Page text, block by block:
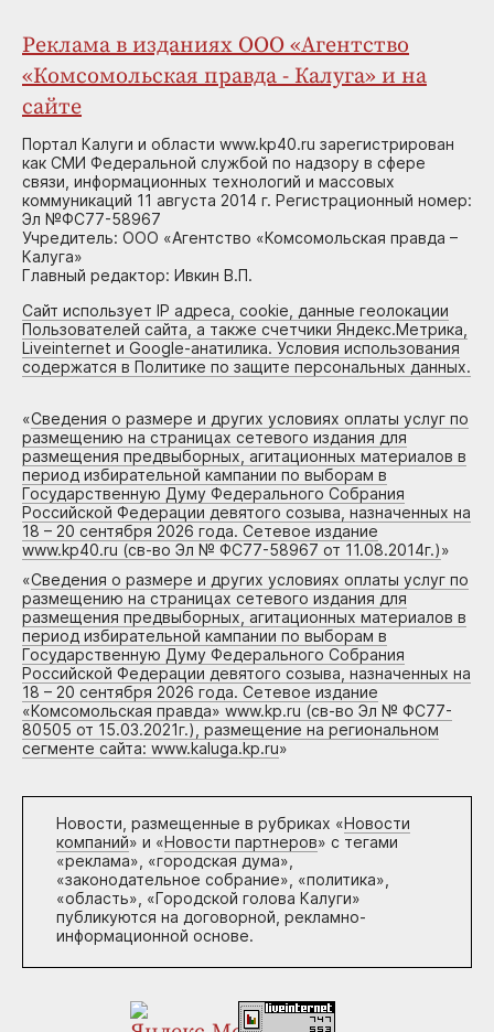
Реклама в изданиях ООО «Агентство
«Комсомольская правда - Калуга» и на
сайте
Портал Калуги и области www.kp40.ru зарегистрирован
как СМИ Федеральной службой по надзору в сфере
связи, информационных технологий и массовых
коммуникаций 11 августа 2014 г. Регистрационный номер:
Эл №ФС77-58967
Учредитель: ООО «Агентство «Комсомольская правда –
Калуга»
Главный редактор: Ивкин В.П.
Сайт использует IP адреса, cookie, данные геолокации
Пользователей сайта, а также счетчики Яндекс.Метрика,
Liveinternet и Google-анатилика. Условия использования
содержатся в Политике по защите персональных данных.
«Сведения о размере и других условиях оплаты услуг по
размещению на страницах сетевого издания для
размещения предвыборных, агитационных материалов в
период избирательной кампании по выборам в
Государственную Думу Федерального Собрания
Российской Федерации девятого созыва, назначенных на
18 – 20 сентября 2026 года. Сетевое издание
www.kp40.ru (св-во Эл № ФС77-58967 от 11.08.2014г.)»
«Сведения о размере и других условиях оплаты услуг по
размещению на страницах сетевого издания для
размещения предвыборных, агитационных материалов в
период избирательной кампании по выборам в
Государственную Думу Федерального Собрания
Российской Федерации девятого созыва, назначенных на
18 – 20 сентября 2026 года. Сетевое издание
«Комсомольская правда» www.kp.ru (св-во Эл № ФС77-
80505 от 15.03.2021г.), размещение на региональном
сегменте сайта: www.kaluga.kp.ru»
Новости, размещенные в рубриках «Новости
компаний» и «Новости партнеров» с тегами
«реклама», «городская дума»,
«законодательное собрание», «политика»,
«область», «Городской голова Калуги»
публикуются на договорной, рекламно-
информационной основе.